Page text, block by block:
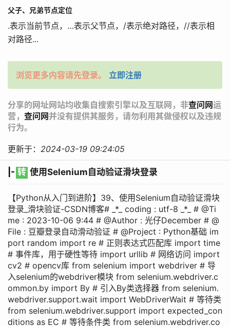
父子、兄弟节点定位
.表示当前节点，…表示父节点，/表示绝对路径，//表示相
对路径...
浏览更多内容请先登录。 立即注册
分享的网址网站均收集自搜索引擎以及互联网，非查问网运
营， 查问网并没有提供其服务，请勿利用其做侵权以及违规
行为。
更新于： 2024-03-19 09:24:05
|- 转 使用Selenium自动验证滑块登录
【Python从入门到进阶】39、使用Selenium自动验证滑块
登录_滑块验证-CSDN博客# _*_ coding : utf-8 _*_ # @Ti
me : 2023-10-06 9:44 # @Author : 光仔December # @
File : 豆瓣登录自动滑动验证 # @Project : Python基础 im
port random import re # 正则表达式匹配库 import time
# 事件库，用于硬性等待 import urllib # 网络访问 import
cv2 # opencv库 from selenium import webdriver # 导
入selenium的webdriver模块 from selenium.webdriver.c
ommon.by import By # 引入By类选择器 from selenium.
webdriver.support.wait import WebDriverWait # 等待类
from selenium.webdriver.support import expected_con
ditions as EC # 等待条件类 from selenium.webdriver.co